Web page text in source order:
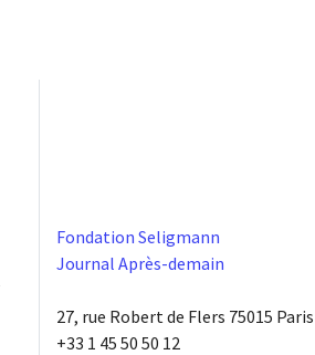
Fondation Seligmann
Journal Après-demain
27, rue Robert de Flers 75015 Paris
+33 1 45 50 50 12